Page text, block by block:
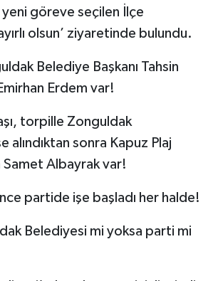
göreve seçilen İlçe
olsun’ ziyaretinde bulundu.
Belediye Başkanı Tahsin
Erdem var!
torpille Zonguldak
alındıktan sonra Kapuz Plaj
Samet Albayrak var!
partide işe başladı her halde!
Belediyesi mi yoksa parti mi